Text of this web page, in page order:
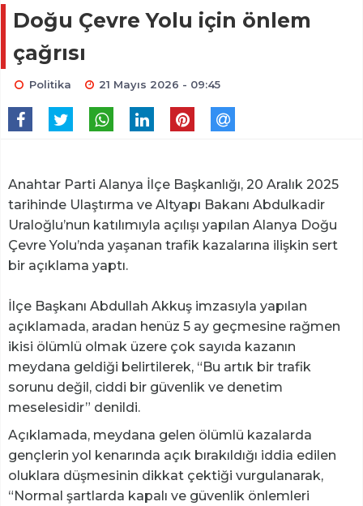
Doğu Çevre Yolu için önlem
çağrısı
Politika 21 Mayıs 2026 - 09:45
Anahtar Parti Alanya İlçe Başkanlığı, 20 Aralık 2025
tarihinde Ulaştırma ve Altyapı Bakanı Abdulkadir
Uraloğlu’nun katılımıyla açılışı yapılan Alanya Doğu
Çevre Yolu’nda yaşanan trafik kazalarına ilişkin sert
bir açıklama yaptı.
İlçe Başkanı Abdullah Akkuş imzasıyla yapılan
açıklamada, aradan henüz 5 ay geçmesine rağmen
ikisi ölümlü olmak üzere çok sayıda kazanın
meydana geldiği belirtilerek, “Bu artık bir trafik
sorunu değil, ciddi bir güvenlik ve denetim
meselesidir” denildi.
Açıklamada, meydana gelen ölümlü kazalarda
gençlerin yol kenarında açık bırakıldığı iddia edilen
oluklara düşmesinin dikkat çektiği vurgulanarak,
“Normal şartlarda kapalı ve güvenlik önlemleri